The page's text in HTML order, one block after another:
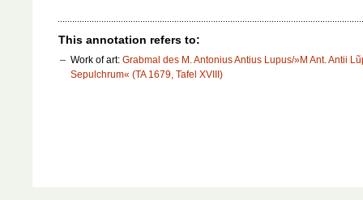
This annotation refers to:
Work of art: Grabmal des M. Antonius Antius Lupus/»M Ant. Antii
Sepulchrum« (TA 1679, Tafel XVIII)